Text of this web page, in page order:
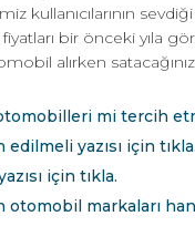
kullanıcılarının
bir önceki yıla
alırken
mi tercih
yazısı için tıkla.
için tıkla.
markaları